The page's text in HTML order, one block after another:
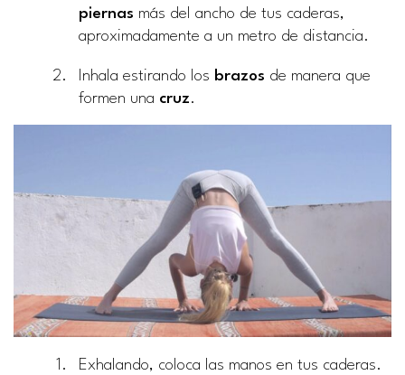
piernas más del ancho de tus caderas,
aproximadamente a un metro de distancia.
Inhala estirando los brazos de manera que
formen una cruz.
Exhalando, coloca las manos en tus caderas.